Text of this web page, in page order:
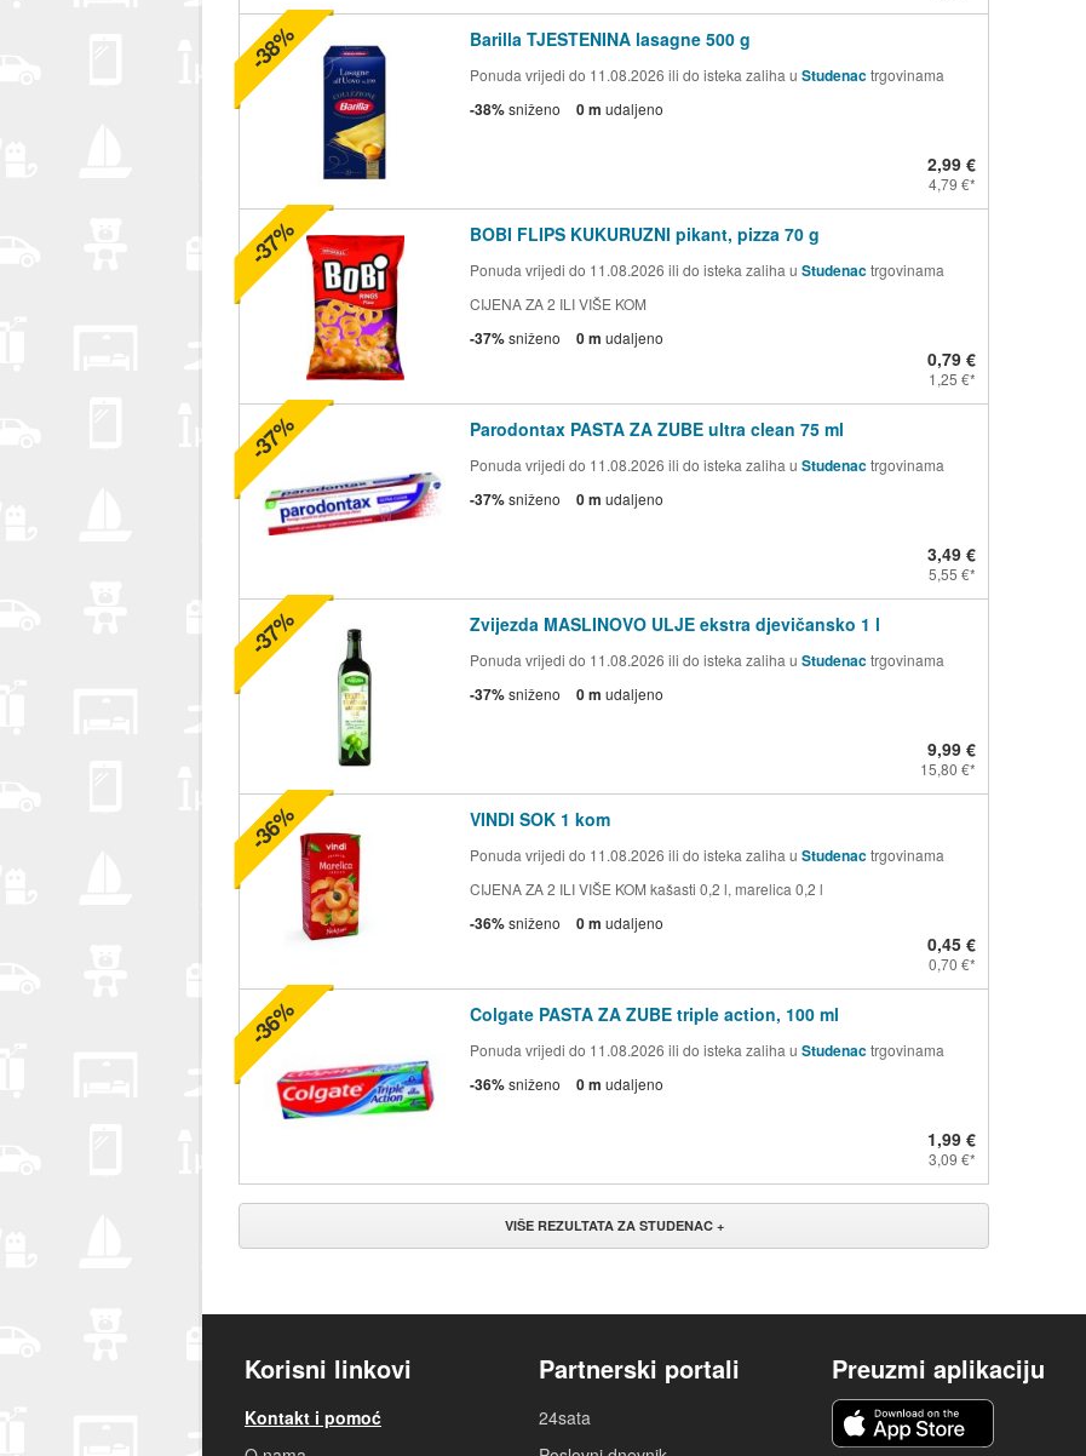
Barilla TJESTENINA lasagne 500 g
Ponuda vrijedi do 11.08.2026 ili do isteka zaliha u Studenactrgovinama
-38%sniženo 0 m udaljeno
2,99 €
4,79 €
-38%
BOBI FLIPS KUKURUZNI pikant, pizza 70 g
Ponuda vrijedi do 11.08.2026 ili do isteka zaliha u Studenactrgovinama
CIJENA ZA 2 ILI VIŠE KOM
-37%sniženo 0 m udaljeno
0,79 €
1,25 €
-37%
Parodontax PASTA ZA ZUBE ultra clean 75 ml
Ponuda vrijedi do 11.08.2026 ili do isteka zaliha u Studenactrgovinama
-37%sniženo 0 m udaljeno
3,49 €
5,55 €
-37%
Zvijezda MASLINOVO ULJE ekstra djevičansko 1 l
Ponuda vrijedi do 11.08.2026 ili do isteka zaliha u Studenactrgovinama
-37%sniženo 0 m udaljeno
9,99 €
15,80 €
-37%
VINDI SOK 1 kom
Ponuda vrijedi do 11.08.2026 ili do isteka zaliha u Studenactrgovinama
CIJENA ZA 2 ILI VIŠE KOM kašasti 0,2 l, marelica 0,2 l
-36%sniženo 0 m udaljeno
0,45 €
0,70 €
-36%
Colgate PASTA ZA ZUBE triple action, 100 ml
Ponuda vrijedi do 11.08.2026 ili do isteka zaliha u Studenactrgovinama
-36%sniženo 0 m udaljeno
1,99 €
3,09 €
-36%
VIŠE REZULTATA ZA STUDENAC +
Korisni linkovi
Kontakt i pomoć
Partnerski portali
24sata
Preuzmi aplikaciju